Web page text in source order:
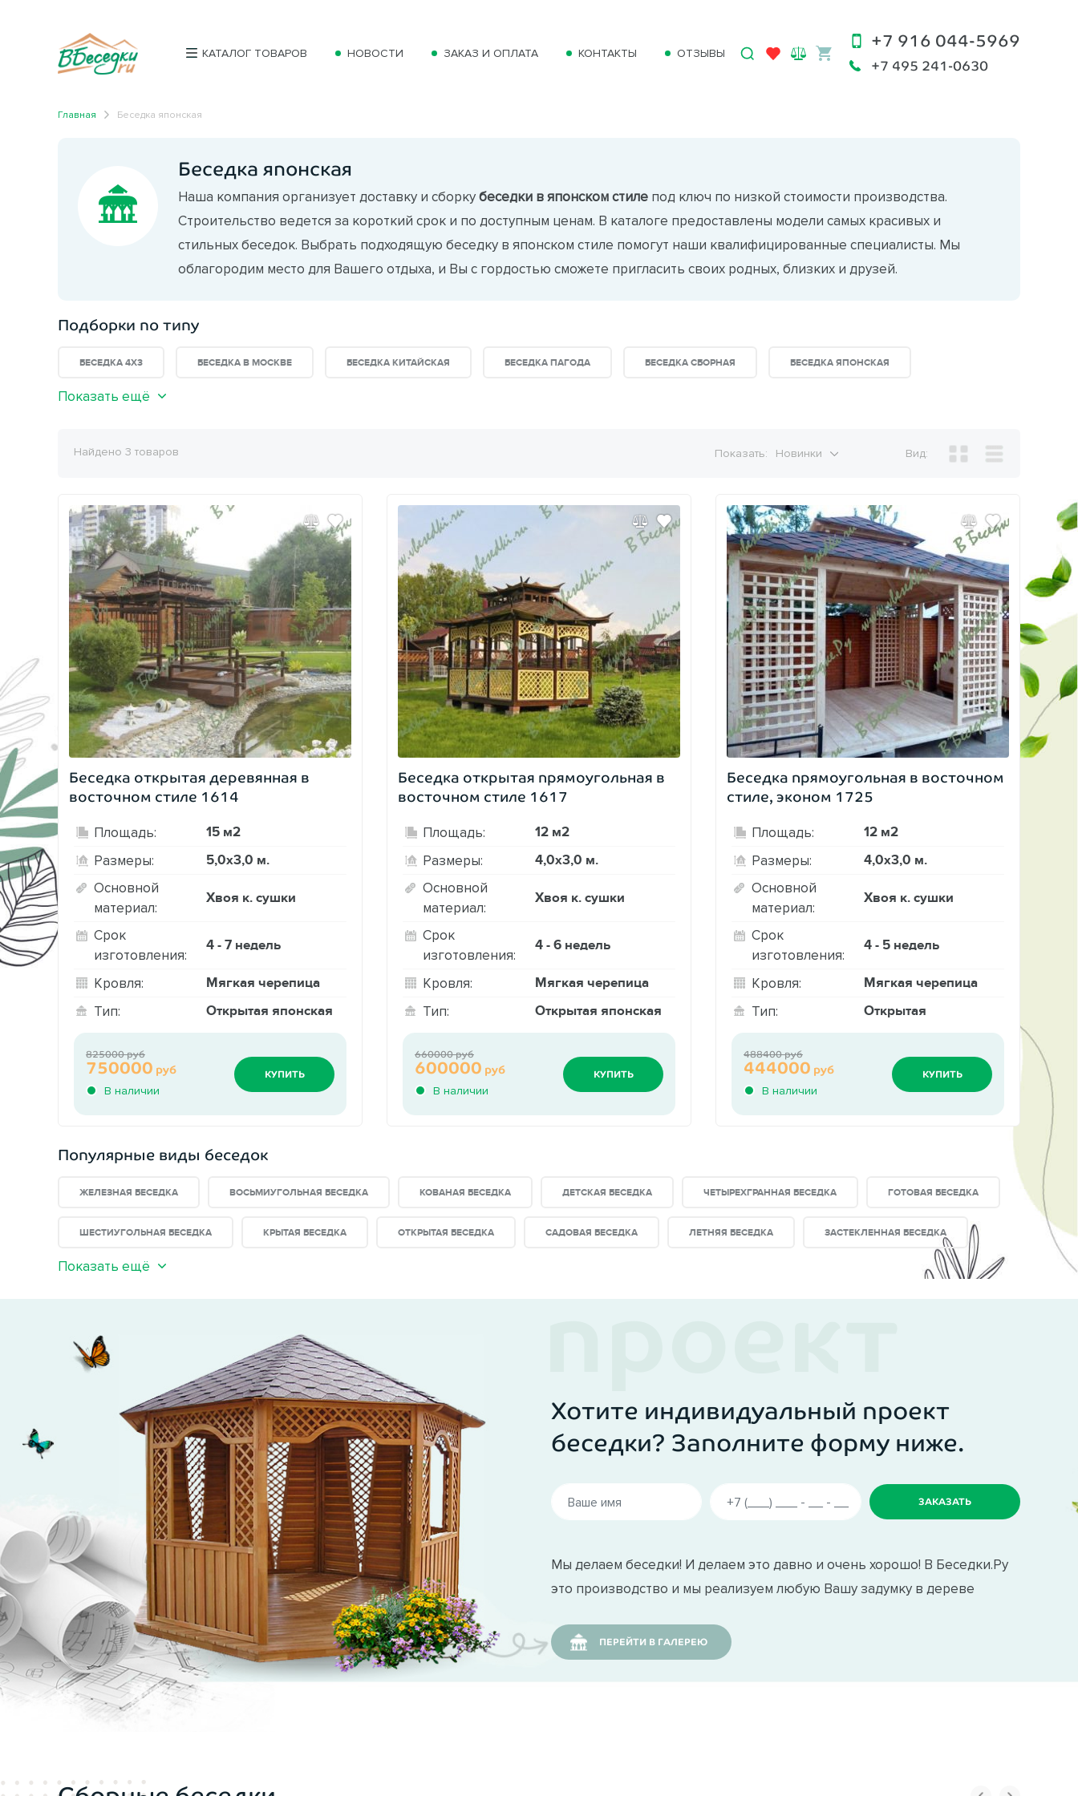
КАТАЛОГ ТОВАРОВ НОВОСТИ ЗАКАЗ И ОПЛАТА КОНТАКТЫ ОТЗЫВЫ
+7 916 044-5969
+7 495 241-0630
Главная Беседка японская
Беседка японская
Наша компания организует доставку и сборку беседки в японском стиле под ключ по низкой стоимости производства.
Строительство ведется за короткий срок и по доступным ценам. В каталоге предоставлены модели самых красивых и
стильных беседок. Выбрать подходящую беседку в японском стиле помогут наши квалифицированные специалисты. Мы
облагородим место для Вашего отдыха, и Вы с гордостью сможете пригласить своих родных, близких и друзей.
Подборки по типу
БЕСЕДКА 4X3 БЕСЕДКА В МОСКВЕ БЕСЕДКА КИТАЙСКАЯ БЕСЕДКА ПАГОДА БЕСЕДКА СБОРНАЯ БЕСЕДКА ЯПОНСКАЯ
Показать ещё
Найдено 3 товаров Показать: Новинки Вид:
Беседка открытая деревянная в
восточном стиле 1614
Площадь: 15 м2
Размеры: 5,0х3,0 м.
Основной
материал:
Хвоя к. сушки
Срок
изготовления:
4 - 7 недель
Кровля: Мягкая черепица
Тип: Открытая японская
В наличии
750000 руб
825000 руб
КУПИТЬ
Беседка открытая прямоугольная в
восточном стиле 1617
Площадь: 12 м2
Размеры: 4,0х3,0 м.
Основной
материал:
Хвоя к. сушки
Срок
изготовления:
4 - 6 недель
Кровля: Мягкая черепица
Тип: Открытая японская
В наличии
600000 руб
660000 руб
КУПИТЬ
Беседка прямоугольная в восточном
стиле, эконом 1725
Площадь: 12 м2
Размеры: 4,0х3,0 м.
Основной
материал:
Хвоя к. сушки
Срок
изготовления:
4 - 5 недель
Кровля: Мягкая черепица
Тип: Открытая
В наличии
444000 руб
488400 руб
КУПИТЬ
Популярные виды беседок
ЖЕЛЕЗНАЯ БЕСЕДКА ВОСЬМИУГОЛЬНАЯ БЕСЕДКА КОВАНАЯ БЕСЕДКА ДЕТСКАЯ БЕСЕДКА ЧЕТЫРЕХГРАННАЯ БЕСЕДКА ГОТОВАЯ БЕСЕДКА
ШЕСТИУГОЛЬНАЯ БЕСЕДКА КРЫТАЯ БЕСЕДКА ОТКРЫТАЯ БЕСЕДКА САДОВАЯ БЕСЕДКА ЛЕТНЯЯ БЕСЕДКА ЗАСТЕКЛЕННАЯ БЕСЕДКА
Показать ещё
Хотите индивидуальный проект
беседки? Заполните форму ниже.
Мы делаем беседки! И делаем это давно и очень хорошо! В Беседки.Ру
это производство и мы реализуем любую Вашу задумку в дереве
ПЕРЕЙТИ В ГАЛЕРЕЮ